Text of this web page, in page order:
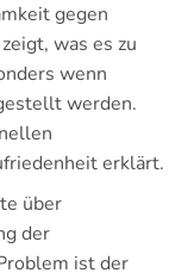
gegen
was es zu
wenn
werden.
erklärt.
über
der
ist der